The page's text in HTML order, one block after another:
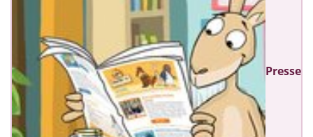
Presse